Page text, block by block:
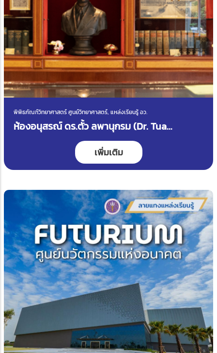
พิพิธภัณฑ์วิทยาศาสตร์ ศูนย์วิทยาศาสตร์, แหล่งเรียนรู้ อว.
ห้องอนุสรณ์ ดร.ตั้ว ลพานุกรม (Dr. Tua
Labanukrom Memorial Room)
เพิ่มเติม